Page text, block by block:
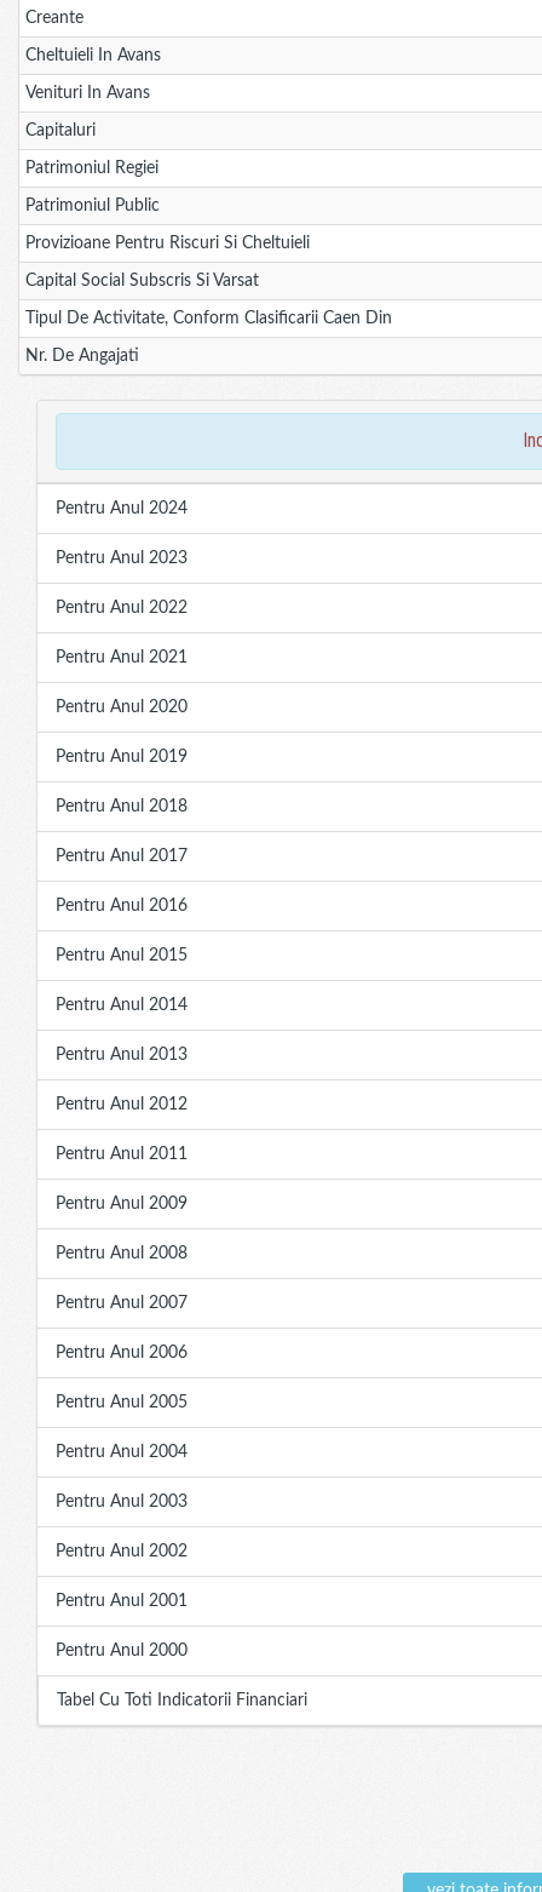
Creante
Cheltuieli In Avans
Venituri In Avans
Capitaluri
Patrimoniul Regiei
Patrimoniul Public
Provizioane Pentru Riscuri Si Cheltuieli
Capital Social Subscris Si Varsat
Tipul De Activitate, Conform Clasificarii Caen Din
Nr. De Angajati
Pentru Anul 2024
Pentru Anul 2023
Pentru Anul 2022
Pentru Anul 2021
Pentru Anul 2020
Pentru Anul 2019
Pentru Anul 2018
Pentru Anul 2017
Pentru Anul 2016
Pentru Anul 2015
Pentru Anul 2014
Pentru Anul 2013
Pentru Anul 2012
Pentru Anul 2011
Pentru Anul 2009
Pentru Anul 2008
Pentru Anul 2007
Pentru Anul 2006
Pentru Anul 2005
Pentru Anul 2004
Pentru Anul 2003
Pentru Anul 2002
Pentru Anul 2001
Pentru Anul 2000
Tabel Cu Toti Indicatorii Financiari